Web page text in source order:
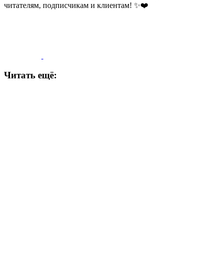
читателям, подписчикам и клиентам! ✨❤️
Читать ещё: